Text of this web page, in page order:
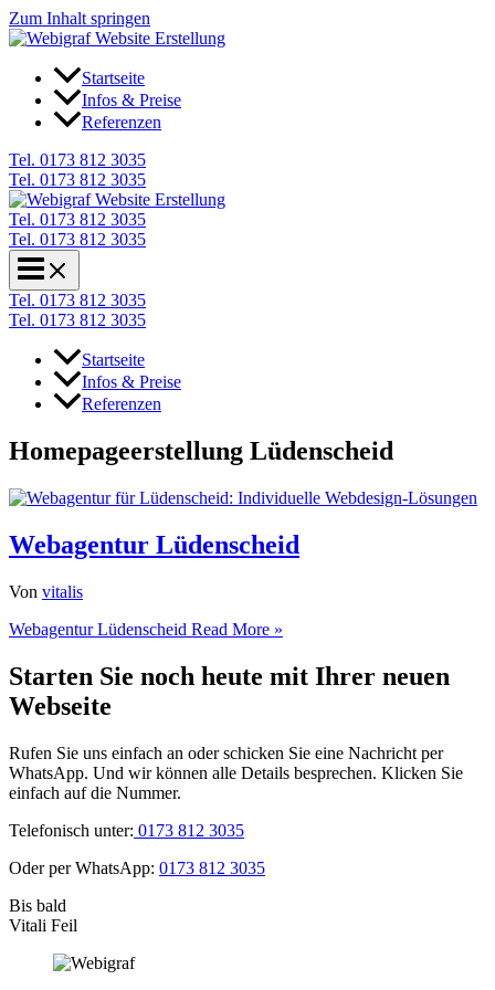
Zum Inhalt springen
Startseite
Infos & Preise
Referenzen
Tel. 0173 812 3035
Tel. 0173 812 3035
Tel. 0173 812 3035
Tel. 0173 812 3035
Tel. 0173 812 3035
Tel. 0173 812 3035
Startseite
Infos & Preise
Referenzen
Homepageerstellung Lüdenscheid
Webagentur Lüdenscheid
Von vitalis
Webagentur Lüdenscheid Read More »
Starten Sie noch heute mit Ihrer neuen
Webseite
Rufen Sie uns einfach an oder schicken Sie eine Nachricht per
WhatsApp. Und wir können alle Details besprechen. Klicken Sie
einfach auf die Nummer.
Telefonisch unter: 0173 812 3035
Oder per WhatsApp: 0173 812 3035
Bis bald
Vitali Feil